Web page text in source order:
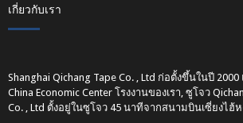
เกี่ยวกับเรา
Shanghai Qichang Tape Co. , Ltd ก่อตั้งขึ้นในปี
China Economic Center โรงงานของเรา, ซูโจว
Co. , Ltd ตั้งอยู่ในซูโจว 45 นาทีจากสนามบินเซี่ยงไฮ้